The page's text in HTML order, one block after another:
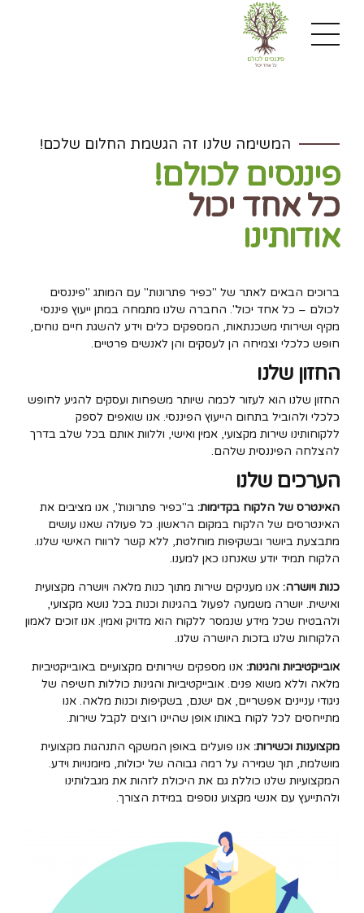
המשימה שלנו זה הגשמת החלום שלכם!
פיננסים לכולם!
כל אחד יכול
אודותינו
ברוכים הבאים לאתר של "כפיר פתרונות" עם המותג "פיננסים
לכולם – כל אחד יכול". החברה שלנו מתמחה במתן ייעוץ פיננסי
מקיף ושירותי משכנתאות, המספקים כלים וידע להשגת חיים נוחים,
חופש כלכלי וצמיחה הן לעסקים והן לאנשים פרטיים.
החזון שלנו
החזון שלנו הוא לעזור לכמה שיותר משפחות ועסקים להגיע לחופש
כלכלי ולהוביל בתחום הייעוץ הפיננסי. אנו שואפים לספק
ללקוחותינו שירות מקצועי, אמין ואישי, וללוות אותם בכל שלב בדרך
להצלחה הפיננסית שלהם.
הערכים שלנו
האינטרס של הלקוח בקדימות: ב"כפיר פתרונות", אנו מציבים את
האינטרסים של הלקוח במקום הראשון. כל פעולה שאנו עושים
מתבצעת ביושר ובשקיפות מוחלטת, ללא קשר לרווח האישי שלנו.
הלקוח תמיד יודע שאנחנו כאן למענו.
כנות ויושרה: אנו מעניקים שירות מתוך כנות מלאה ויושרה מקצועית
ואישית. יושרה משמעה לפעול בהגינות וכנות בכל נושא מקצועי,
ולהבטיח שכל מידע שנמסר ללקוח הוא מדויק ואמין. אנו זוכים לאמון
הלקוחות שלנו בזכות היושרה שלנו.
אובייקטיביות והגינות: אנו מספקים שירותים מקצועיים באובייקטיביות
מלאה וללא משוא פנים. אובייקטיביות והגינות כוללות חשיפה של
ניגודי עניינים אפשריים, אם ישנם, בשקיפות וכנות מלאה. אנו
מתייחסים לכל לקוח באותו אופן שהיינו רוצים לקבל שירות.
מקצוענות וכשירות: אנו פועלים באופן המשקף התנהגות מקצועית
מושלמת, תוך שמירה על רמה גבוהה של יכולות, מיומנויות וידע.
המקצועיות שלנו כוללת גם את היכולת לזהות את מגבלותינו
ולהתייעץ עם אנשי מקצוע נוספים במידת הצורך.